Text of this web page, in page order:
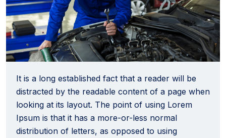
It is a long established fact that a reader will be
distracted by the readable content of a page when
looking at its layout. The point of using Lorem
Ipsum is that it has a more-or-less normal
distribution of letters, as opposed to using